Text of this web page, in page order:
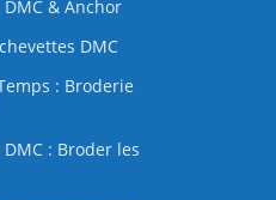
& Anchor
DMC
: Broderie
: Broder les